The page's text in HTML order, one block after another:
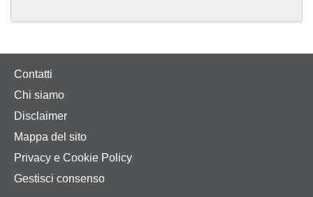
Contatti
Chi siamo
Disclaimer
Mappa del sito
Privacy e Cookie Policy
Gestisci consenso